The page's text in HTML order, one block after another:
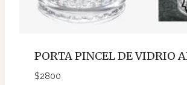
PORTA PINCEL DE VIDRIO
$2800